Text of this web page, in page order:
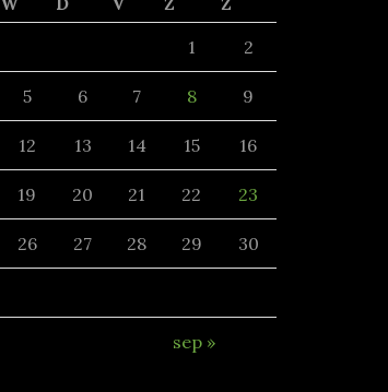
1
2
5 6 7 8 9
12 13 14 15 16
19 20 21 22 23
26 27 28 29 30
sep »